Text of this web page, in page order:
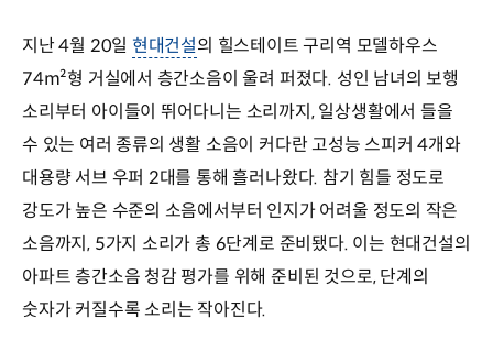
지난 4월 20일 현대건설의 힐스테이트 구리역 모델하우스
74m²형 거실에서 층간소음이 울려 퍼졌다. 성인 남녀의 보행
소리부터 아이들이 뛰어다니는 소리까지, 일상생활에서 들을
수 있는 여러 종류의 생활 소음이 커다란 고성능 스피커 4개와
대용량 서브 우퍼 2대를 통해 흘러나왔다. 참기 힘들 정도로
강도가 높은 수준의 소음에서부터 인지가 어려울 정도의 작은
소음까지, 5가지 소리가 총 6단계로 준비됐다. 이는 현대건설의
아파트 층간소음 청감 평가를 위해 준비된 것으로, 단계의
숫자가 커질수록 소리는 작아진다.